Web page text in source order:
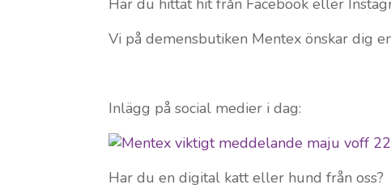
Har du hittat hit från Facebook eller
Vi på demensbutiken Mentex önskar dig
Inlägg på social medier i dag:
Har du en digital katt eller hund från oss?